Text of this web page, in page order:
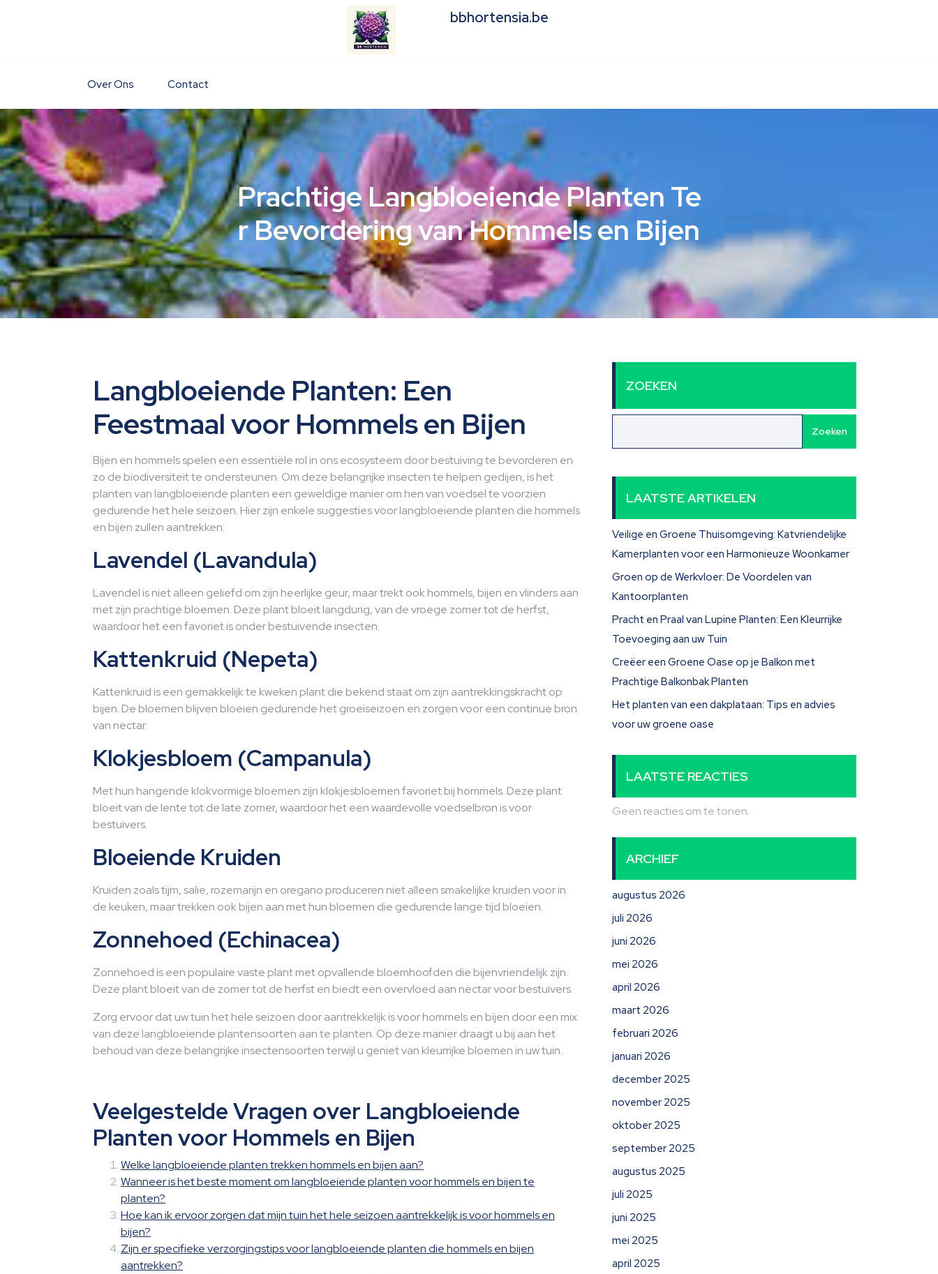
bbhortensia.be
Over Ons Contact
Prachtige Langbloeiende Planten Te
r Bevordering van Hommels en Bijen
Langbloeiende Planten: Een
Feestmaal voor Hommels en Bijen
Bijen en hommels spelen een essentiële rol in ons ecosysteem door bestuiving te bevorderen en
zo de biodiversiteit te ondersteunen. Om deze belangrijke insecten te helpen gedijen, is het
planten van langbloeiende planten een geweldige manier om hen van voedsel te voorzien
gedurende het hele seizoen. Hier zijn enkele suggesties voor langbloeiende planten die hommels
en bijen zullen aantrekken:
Lavendel (Lavandula)
Lavendel is niet alleen geliefd om zijn heerlijke geur, maar trekt ook hommels, bijen en vlinders aan
met zijn prachtige bloemen. Deze plant bloeit langdurig, van de vroege zomer tot de herfst,
waardoor het een favoriet is onder bestuivende insecten.
Kattenkruid (Nepeta)
Kattenkruid is een gemakkelijk te kweken plant die bekend staat om zijn aantrekkingskracht op
bijen. De bloemen blijven bloeien gedurende het groeiseizoen en zorgen voor een continue bron
van nectar.
Klokjesbloem (Campanula)
Met hun hangende klokvormige bloemen zijn klokjesbloemen favoriet bij hommels. Deze plant
bloeit van de lente tot de late zomer, waardoor het een waardevolle voedselbron is voor
bestuivers.
Bloeiende Kruiden
Kruiden zoals tijm, salie, rozemarijn en oregano produceren niet alleen smakelijke kruiden voor in
de keuken, maar trekken ook bijen aan met hun bloemen die gedurende lange tijd bloeien.
Zonnehoed (Echinacea)
Zonnehoed is een populaire vaste plant met opvallende bloemhoofden die bijenvriendelijk zijn.
Deze plant bloeit van de zomer tot de herfst en biedt een overvloed aan nectar voor bestuivers.
Zorg ervoor dat uw tuin het hele seizoen door aantrekkelijk is voor hommels en bijen door een mix
van deze langbloeiende plantensoorten aan te planten. Op deze manier draagt u bij aan het
behoud van deze belangrijke insectensoorten terwijl u geniet van kleurrijke bloemen in uw tuin.
Veelgestelde Vragen over Langbloeiende
Planten voor Hommels en Bijen
Welke langbloeiende planten trekken hommels en bijen aan?
Wanneer is het beste moment om langbloeiende planten voor hommels en bijen te
planten?
Hoe kan ik ervoor zorgen dat mijn tuin het hele seizoen aantrekkelijk is voor hommels en
bijen?
Zijn er specifieke verzorgingstips voor langbloeiende planten die hommels en bijen
aantrekken?
ZOEKEN
Zoeken
LAATSTE ARTIKELEN
Veilige en Groene Thuisomgeving: Katvriendelijke
Kamerplanten voor een Harmonieuze Woonkamer
Groen op de Werkvloer: De Voordelen van
Kantoorplanten
Pracht en Praal van Lupine Planten: Een Kleurrijke
Toevoeging aan uw Tuin
Creëer een Groene Oase op je Balkon met
Prachtige Balkonbak Planten
Het planten van een dakplataan: Tips en advies
voor uw groene oase
LAATSTE REACTIES
Geen reacties om te tonen.
ARCHIEF
augustus 2026
juli 2026
juni 2026
mei 2026
april 2026
maart 2026
februari 2026
januari 2026
december 2025
november 2025
oktober 2025
september 2025
augustus 2025
juli 2025
juni 2025
mei 2025
april 2025